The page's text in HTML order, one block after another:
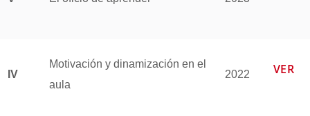
IV
Motivación y dinamización en el
aula
2022 VER